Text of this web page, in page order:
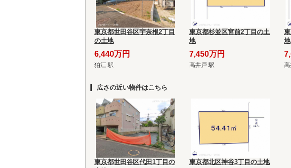
東京都世田谷区宇奈根2丁目
の土地
6,440万円
狛江 駅
東京都杉並区宮前2丁目の土
地
7,450万円
高井戸 駅
地
高
広さの近い物件はこちら
東京都世田谷区代田1丁目の
東京都北区神谷3丁目の土地